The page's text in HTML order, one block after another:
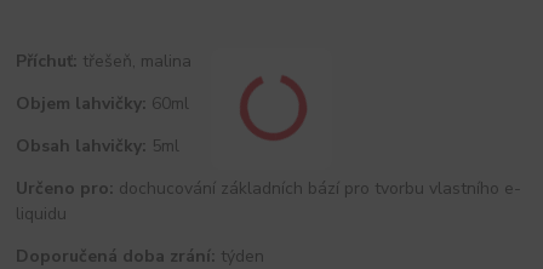
Příchuť: třešeň, malina
Objem lahvičky: 60ml
Obsah lahvičky: 5ml
Určeno pro: dochucování základních bází pro tvorbu vlastního e-
liquidu
Doporučená doba zrání: týden